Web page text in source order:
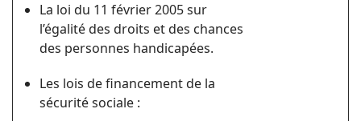
La loi du 11 février 2005 sur
l’égalité des droits et des chances
des personnes handicapées.
Les lois de financement de la
sécurité sociale :